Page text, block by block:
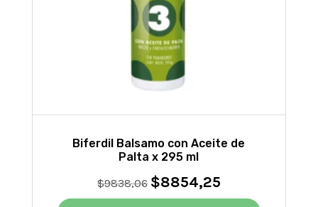
Biferdil Balsamo con Aceite de
Palta x 295 ml
$9838,06 El
precio
$8854,25El
precio